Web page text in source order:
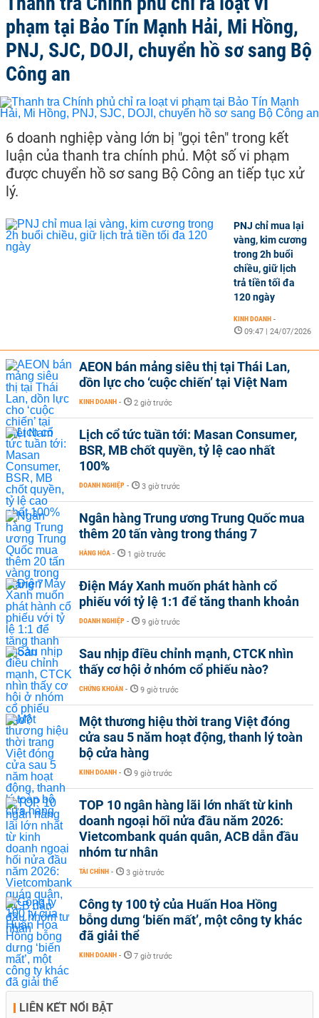
phạm tại Bảo Tín Mạnh Hải, Mi Hồng,
PNJ, SJC, DOJI, chuyển hồ sơ sang Bộ
Công an
6 doanh nghiệp vàng lớn bị "gọi tên" trong kết
luận của thanh tra chính phủ. Một số vi phạm
được chuyển hồ sơ sang Bộ Công an tiếp tục xử
lý.
PNJ chỉ mua lại
vàng, kim cương
trong 2h buổi
chiều, giữ lịch
trả tiền tối đa
120 ngày
KINH DOANH -
09:47 | 24/07/2026
AEON bán mảng siêu thị tại Thái Lan,
dồn lực cho ‘cuộc chiến’ tại Việt Nam
KINH DOANH - 2 giờ trước
Lịch cổ tức tuần tới: Masan Consumer,
BSR, MB chốt quyền, tỷ lệ cao nhất
100%
DOANH NGHIỆP - 3 giờ trước
Ngân hàng Trung ương Trung Quốc mua
thêm 20 tấn vàng trong tháng 7
HÀNG HÓA - 1 giờ trước
Điện Máy Xanh muốn phát hành cổ
phiếu với tỷ lệ 1:1 để tăng thanh khoản
DOANH NGHIỆP - 9 giờ trước
Sau nhịp điều chỉnh mạnh, CTCK nhìn
thấy cơ hội ở nhóm cổ phiếu nào?
CHỨNG KHOÁN - 9 giờ trước
Một thương hiệu thời trang Việt đóng
cửa sau 5 năm hoạt động, thanh lý toàn
bộ cửa hàng
KINH DOANH - 9 giờ trước
TOP 10 ngân hàng lãi lớn nhất từ kinh
doanh ngoại hối nửa đầu năm 2026:
Vietcombank quán quân, ACB dẫn đầu
nhóm tư nhân
TÀI CHÍNH - 3 giờ trước
Công ty 100 tỷ của Huấn Hoa Hồng
bỗng dưng ‘biến mất’, một công ty khác
đã giải thể
KINH DOANH - 7 giờ trước
LIÊN KẾT NỔI BẬT